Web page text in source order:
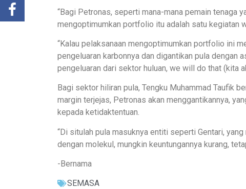
“Bagi Petronas, seperti mana-mana pemain tenaga
mengoptimumkan portfolio itu adalah satu kegiatan
“Kalau pelaksanaan mengoptimumkan portfolio ini
pengeluaran karbonnya dan digantikan pula dengan
pengeluaran dari sektor huluan, we will do that (kita
Bagi sektor hiliran pula, Tengku Muhammad Taufik
margin terjejas, Petronas akan menggantikannya,
kepada ketidaktentuan.
“Di situlah pula masuknya entiti seperti Gentari,
dengan molekul, mungkin keuntungannya kurang,
-Bernama
SEMASA